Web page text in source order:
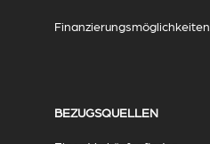
Finanzierungsmöglichkeiten
BEZUGSQUELLEN